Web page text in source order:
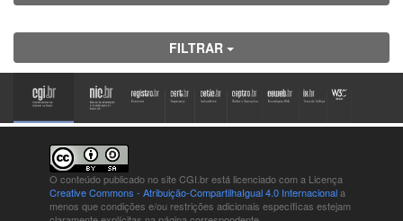
FILTRAR
O conteúdo publicado no site CGI.br está licenciado com a Licença
Creative Commons - Atribuição-CompartilhaIgual 4.0 Internacionala
menos que condições e/ou restrições adicionais específicas estejam